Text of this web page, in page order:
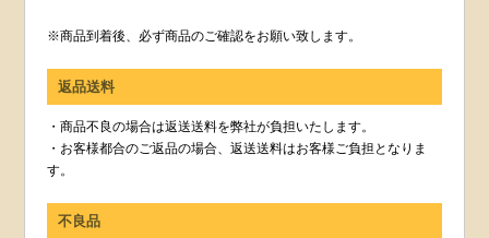
※商品到着後、必ず商品のご確認をお願い致します。
返品送料
・商品不良の場合は返送送料を弊社が負担いたします。
・お客様都合のご返品の場合、返送送料はお客様ご負担となりま
す。
不良品